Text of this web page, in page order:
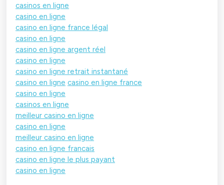
casinos en ligne
casino en ligne
casino en ligne france légal
casino en ligne
casino en ligne argent réel
casino en ligne
casino en ligne retrait instantané
casino en ligne casino en ligne france
casino en ligne
casinos en ligne
meilleur casino en ligne
casino en ligne
meilleur casino en ligne
casino en ligne francais
casino en ligne le plus payant
casino en ligne